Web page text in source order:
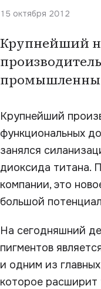
15 октября 2012
Крупнейший
Крупнейший
функциональных
занялся
диоксида титана.
компании, это
большой
На сегодняшний
пигментов
и одним из
которое